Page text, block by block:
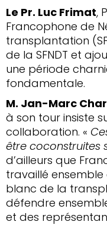
Le Pr. Luc Frimat,
Francophone de
transplantation
de la SFNDT et
une période
fondamentale.
M. Jan-Marc
à son tour insiste
collaboration. «
être coconstruites
d’ailleurs que
travaillé ensemble
blanc de la
défendre
et des